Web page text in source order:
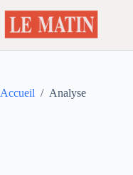
au
contenu
Accueil / Analyse